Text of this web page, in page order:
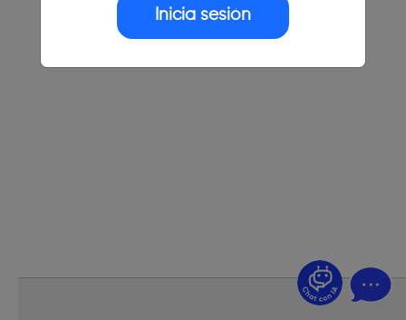
Inicia sesión